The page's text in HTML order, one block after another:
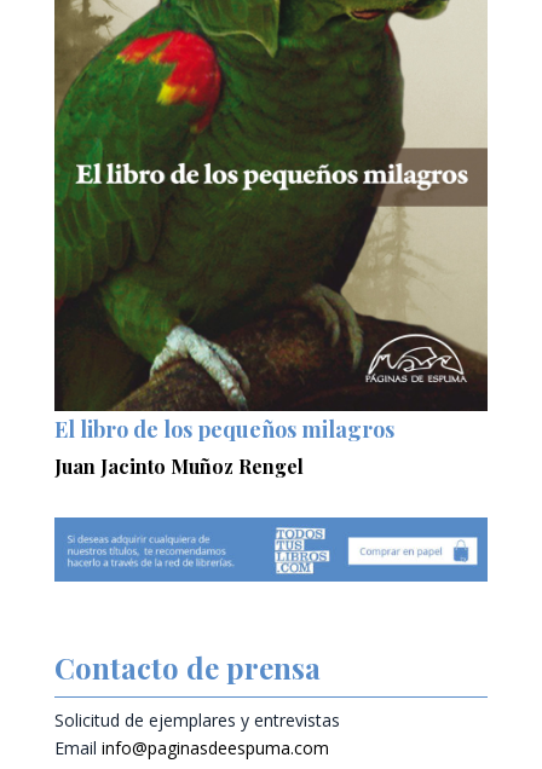
El libro de los pequeños milagros
Juan Jacinto Muñoz Rengel
Contacto de prensa
Solicitud de ejemplares y entrevistas
Email info@paginasdeespuma.com